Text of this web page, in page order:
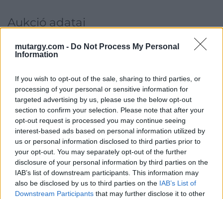
mutargy.com - Do Not Process My Personal
Information
If you wish to opt-out of the sale, sharing to third parties, or
processing of your personal or sensitive information for
targeted advertising by us, please use the below opt-out
section to confirm your selection. Please note that after your
opt-out request is processed you may continue seeing
interest-based ads based on personal information utilized by
us or personal information disclosed to third parties prior to
your opt-out. You may separately opt-out of the further
disclosure of your personal information by third parties on the
IAB’s list of downstream participants. This information may
also be disclosed by us to third parties on the IAB’s List of
Downstream Participants that may further disclose it to other
cm
Aukció adatai
Aukció dátuma: 2025.05.10
Aukció helye: http://www.darabanth.com
Tételszám: 10307
Eladó adatai
Eladó: Darabanth Kft
Cím: Csonka Krisztián
Darabanth Bélyegkereskedelmi és
Aukciósház Kft.
Budapest